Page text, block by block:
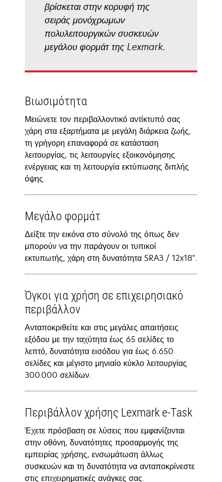
βρίσκεται στην κορυφή της
σειράς μονόχρωμων
πολυλειτουργικών συσκευών
μεγάλου φορμάτ της Lexmark.
Βιωσιμότητα
Μειώνετε τον περιβαλλοντικό αντίκτυπό σας
χάρη στα εξαρτήματα με μεγάλη διάρκεια ζωής,
τη γρήγορη επαναφορά σε κατάσταση
λειτουργίας, τις λειτουργίες εξοικονόμησης
ενέργειας και τη λειτουργία εκτύπωσης διπλής
όψης.
Μεγάλο φορμάτ
Δείξτε την εικόνα στο σύνολό της όπως δεν
μπορούν να την παράγουν οι τυπικοί
εκτυπωτής, χάρη στη δυνατότητα SRA3 / 12x18".
Όγκοι για χρήση σε επιχειρησιακό
περιβάλλον
Ανταποκριθείτε και στις μεγάλες απαιτήσεις
εξόδου με την ταχύτητα έως 65 σελίδες το
λεπτό, δυνατότητα εισόδου για έως 6.650
σελίδες και μέγιστο μηνιαίο κύκλο λειτουργίας
300.000 σελίδων.
Περιβάλλον χρήσης Lexmark e-Task
Έχετε πρόσβαση σε λύσεις που εμφανίζονται
στην οθόνη, δυνατότητες προσαρμογής της
εμπειρίας χρήσης, ενσωμάτωση άλλως
συσκευών και τη δυνατότητα να ανταποκρίνεστε
στις επιχειρηματικές ανάγκες σας.